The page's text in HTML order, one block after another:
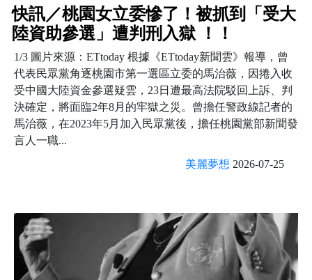
快訊／桃園女立委慘了！被抓到「受大
陸資助參選」遭判刑入獄 ！！
1/3 圖片來源：ETtoday 根據《ETtoday新聞雲》報導，曾
代表民眾黨角逐桃園市第一選區立委的馬治薇，因捲入收
受中國大陸資金參選疑雲，23日遭最高法院駁回上訴、判
決確定，將面臨2年8月的牢獄之災。曾擔任警政線記者的
馬治薇，在2023年5月加入民眾黨後，擔任桃園黨部新聞發
言人一職...
美麗夢想 2026-07-25